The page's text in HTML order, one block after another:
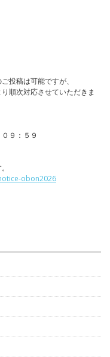
投稿は可能ですが、
順次対応させていただきま
９：５９
obon2026